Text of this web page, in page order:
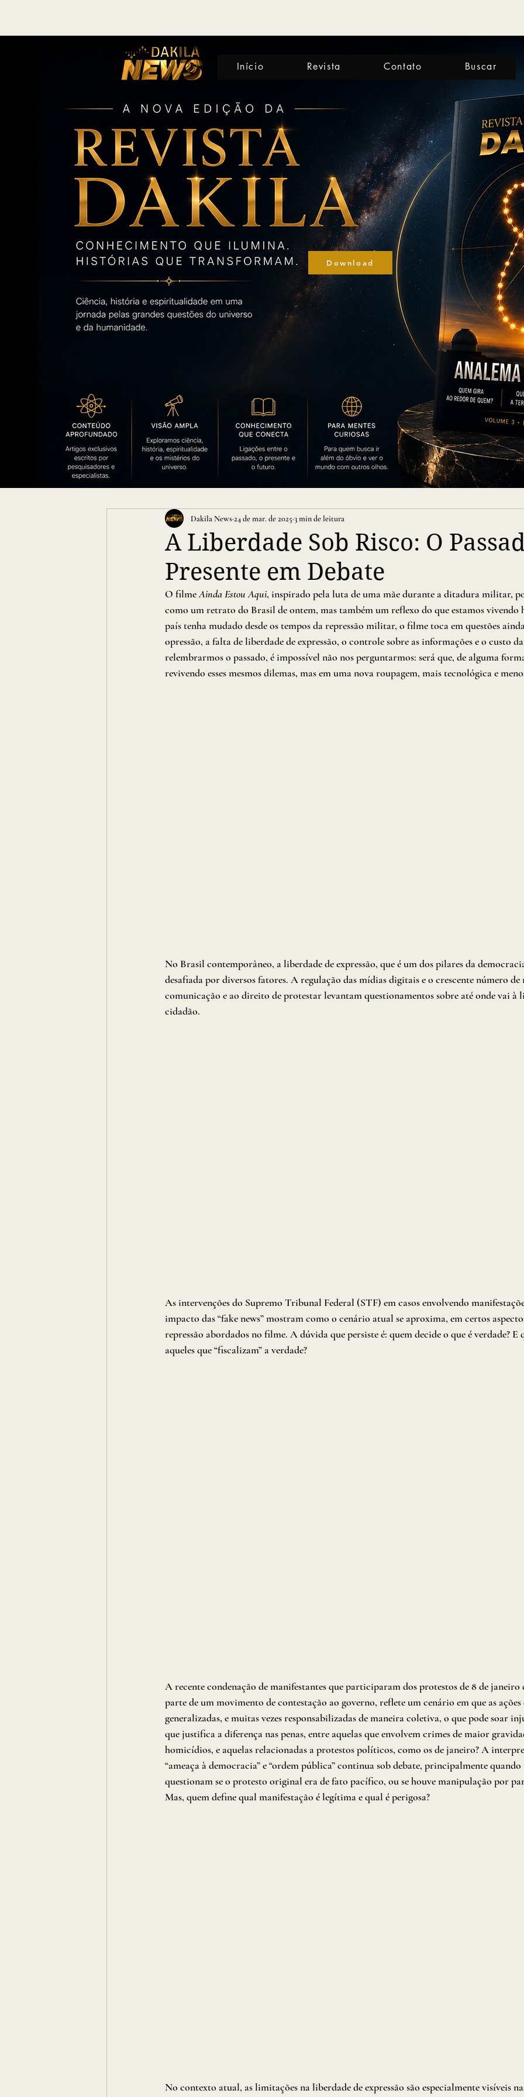
Início Revista Contato Buscar
Download
A Liberdade Sob Risco: O
Presente em Debate
Dakila News 24 de mar. de 2025 3 min de leitura
O filme Ainda Estou Aqui, inspirado pela luta de uma mãe durante a ditadura militar,
como um retrato do Brasil de ontem, mas também um reflexo do que estamos vivendo
país tenha mudado desde os tempos da repressão militar, o filme toca em questões
opressão, a falta de liberdade de expressão, o controle sobre as informações e o custo
relembrarmos o passado, é impossível não nos perguntarmos: será que, de alguma
revivendo esses mesmos dilemas, mas em uma nova roupagem, mais tecnológica e
No Brasil contemporâneo, a liberdade de expressão, que é um dos pilares da
desafiada por diversos fatores. A regulação das mídias digitais e o crescente número de
comunicação e ao direito de protestar levantam questionamentos sobre até onde vai à
cidadão.
As intervenções do Supremo Tribunal Federal (STF) em casos envolvendo
impacto das “fake news” mostram como o cenário atual se aproxima, em certos
repressão abordados no filme. A dúvida que persiste é: quem decide o que é verdade? E
aqueles que “fiscalizam” a verdade?
A recente condenação de manifestantes que participaram dos protestos de 8 de janeiro
parte de um movimento de contestação ao governo, reflete um cenário em que as
generalizadas, e muitas vezes responsabilizadas de maneira coletiva, o que pode soar
que justifica a diferença nas penas, entre aquelas que envolvem crimes de maior
homicídios, e aquelas relacionadas a protestos políticos, como os de janeiro? A
“ameaça à democracia” e “ordem pública” continua sob debate, principalmente
questionam se o protesto original era de fato pacífico, ou se houve manipulação por
Mas, quem define qual manifestação é legítima e qual é perigosa?
No contexto atual, as limitações na liberdade de expressão são especialmente visíveis